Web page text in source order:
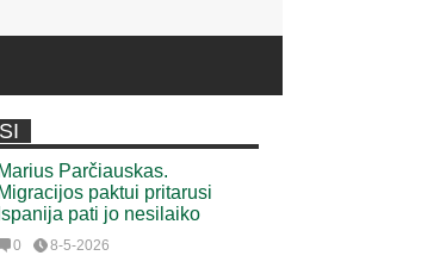
Marius Parčiauskas.
Migracijos paktui pritarusi
Ispanija pati jo nesilaiko
0 8-5-2026